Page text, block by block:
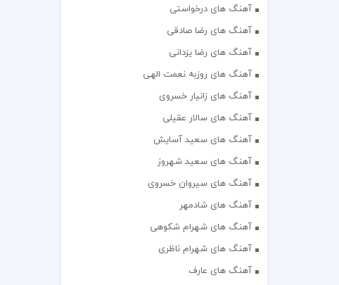
آهنگ های درخواستی
آهنگ های رضا صادقی
آهنگ های رضا یزدانی
آهنگ های روزبه نعمت الهی
آهنگ های زانیار خسروی
آهنگ های سالار عقیلی
آهنگ های سعید آسایش
آهنگ های سعید شهروز
آهنگ های سیروان خسروی
آهنگ های شادمهر
آهنگ های شهرام شکوهی
آهنگ های شهرام ناظری
آهنگ های عارف